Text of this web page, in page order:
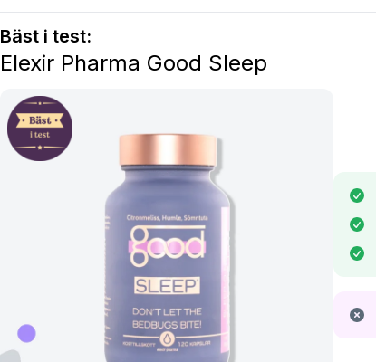
Bäst i test:
Elexir Pharma Good Sleep